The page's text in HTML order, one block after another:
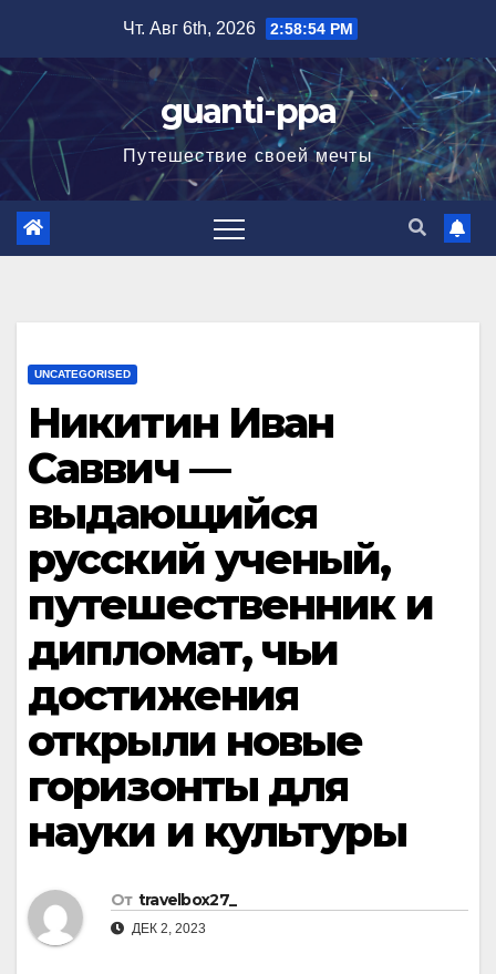
содержимому
Чт. Авг 6th, 2026 2:58:55 PM
guanti-ppa
Путешествие своей мечты
UNCATEGORISED
Никитин Иван
Саввич —
выдающийся
русский ученый,
путешественник и
дипломат, чьи
достижения
открыли новые
горизонты для
науки и культуры
От travelbox27_
ДЕК 2, 2023